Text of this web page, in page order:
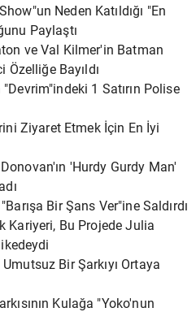
Neden Katıldığı "En
Paylaştı
ve Val Kilmer'in Batman
Özelliğe Bayıldı
1 Satırın Polise
Ziyaret Etmek İçin En İyi
'Hurdy Gurdy Man'
Bir Şans Ver"ine Saldırdı
Kariyeri, Bu Projede Julia
Bir Şarkıyı Ortaya
Kulağa "Yoko'nun